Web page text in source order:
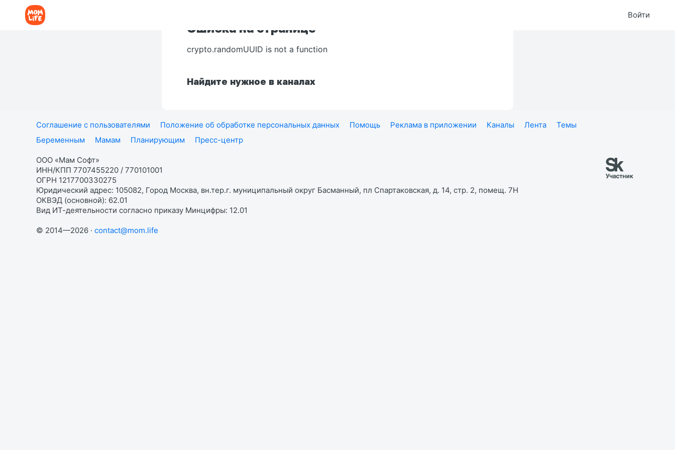
Войти
Ошибка на странице
crypto.randomUUID is not a function
Найдите нужное в каналах
Соглашение с пользователями Положение об обработке персональных данных Помощь Реклама в приложении Каналы Лента
Темы
Беременным
Мамам Планирующим Пресс-центр
ООО «Мам Софт»
ИНН/КПП 7707455220 / 770101001
ОГРН 1217700330275
Юридический адрес: 105082, Город Москва, вн.тер.г. муниципальный округ Басманный, пл Спартаковская, д. 14, стр. 2, помещ. 7Н
ОКВЭД (основной): 62.01
Вид ИТ-деятельности согласно приказу Минцифры: 12.01
© 2014—2026 · contact@mom.life